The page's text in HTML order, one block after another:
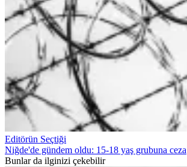
Editörün Seçtiği
Niğde'de gündem oldu: 15-18 yaş grubuna ceza
Bunlar da ilginizi çekebilir